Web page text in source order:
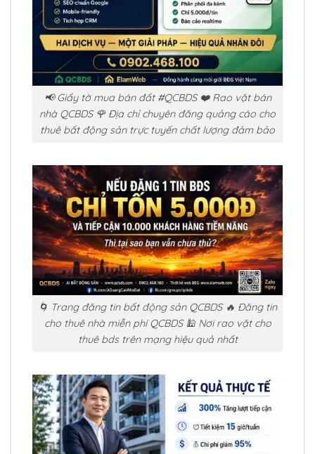
📢 Giấy tờ mua bán đất #QCBDS ❤️ Rao vặt bán
nhà QCBDS 🌹 Địa chỉ chuyên đăng quảng cáo cho
thuê bất động sản trực tuyến chất lượng đảm bảo
🌀 Trang đăng tin bất động sản QCBDS 🔥 Đăng tin
cho thuê nhà miễn phí QCBDS 🕌 Nơi rao vặt cho
thuê bds trên mạng hiệu quả nhất